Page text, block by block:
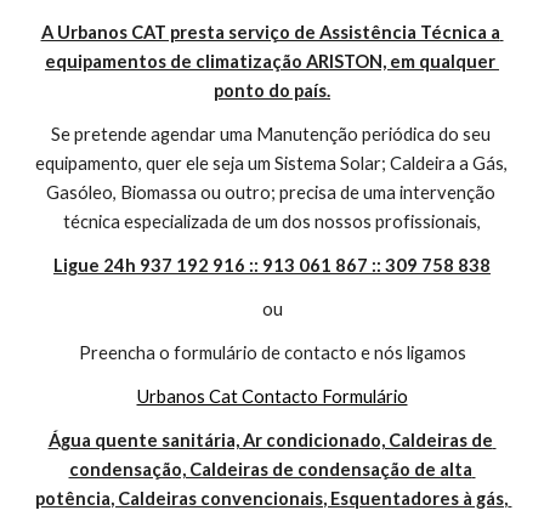
A Urbanos CAT presta serviço de Assistência Técnica a
equipamentos de climatização ARISTON, em qualquer
ponto do país.
Se pretende agendar uma Manutenção periódica do seu
equipamento, quer ele seja um Sistema Solar; Caldeira a Gás,
Gasóleo, Biomassa ou outro; precisa de uma intervenção
técnica especializada de um dos nossos profissionais,
Ligue 24h 937 192 916 :: 913 061 867 :: 309 758 838
ou
Preencha o formulário de contacto e nós ligamos
Urbanos Cat Contacto Formulário
Água quente sanitária, Ar condicionado, Caldeiras de
condensação, Caldeiras de condensação de alta
potência, Caldeiras convencionais, Esquentadores à gás,